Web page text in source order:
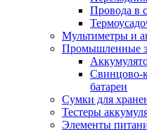
Провода в
Мультиметры и
Промышленные
Свинцово-
батареи
Сумки для
Тестеры
Элементы